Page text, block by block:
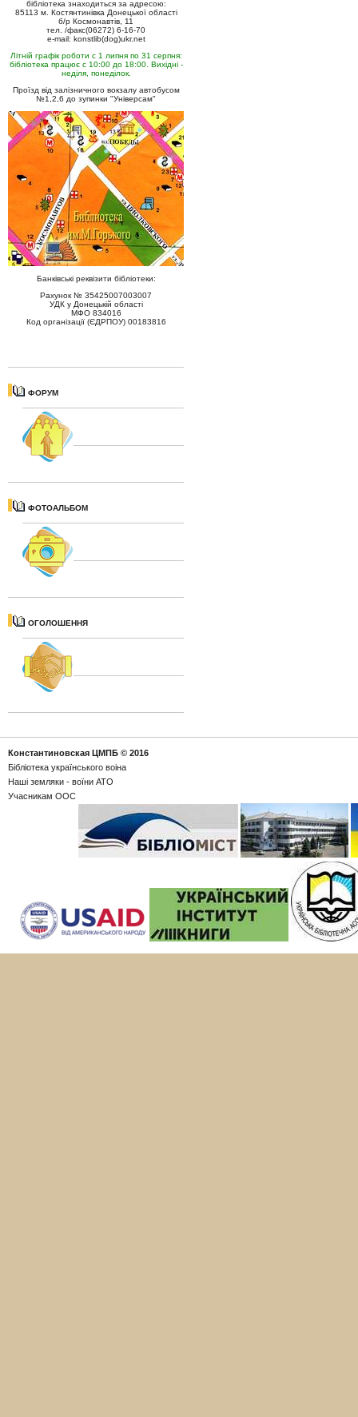
бібліотека знаходиться за адресою:
85113 м. Костянтинівка Донецької області
б/р Космонавтів, 11
тел. /факс(06272) 6-16-70
e-mail: konstlib(dog)ukr.net
Літній графік роботи с 1 липня по 31 серпня:
бібліотека працює с 10:00 до 18:00. Вихідні -
неділя, понеділок.
Проїзд від залізничного вокзалу автобусом
№1,2,6 до зупинки "Універсам"
Банківські реквізити бібліотеки:
Рахунок № 35425007003007
УДК у Донецькій області
МФО 834016
Код організації (ЄДРПОУ) 00183816
ФОРУМ
ФОТОАЛЬБОМ
ОГОЛОШЕННЯ
Константиновская ЦМПБ © 2016
Бібліотека українського воіна
Наші земляки - воїни АТО
Учасникам ООС